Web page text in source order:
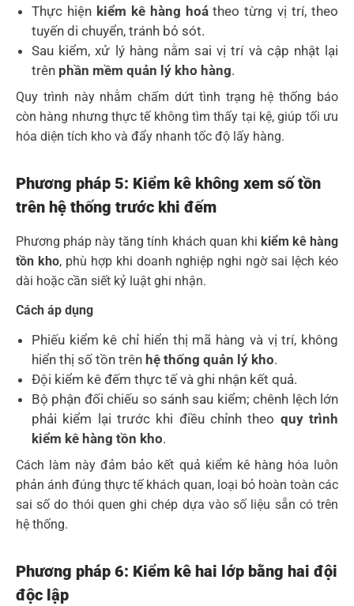
Thực hiện kiểm kê hàng hoátheo từng vị trí, theo
tuyến di chuyển, tránh bỏ sót.
Sau kiểm, xử lý hàng nằm sai vị trí và cập nhật lại
trên phần mềm quản lý kho hàng.
Quy trình này nhằm chấm dứt tình trạng hệ thống báo
còn hàng nhưng thực tế không tìm thấy tại kệ, giúp tối ưu
hóa diện tích kho và đẩy nhanh tốc độ lấy hàng.
Phương pháp 5: Kiểm kê không xem số tồn
trên hệ thống trước khi đếm
Phương pháp này tăng tính khách quan khi kiểm kê hàng
tồn kho, phù hợp khi doanh nghiệp nghi ngờ sai lệch kéo
dài hoặc cần siết kỷ luật ghi nhận.
Cách áp dụng
Phiếu kiểm kê chỉ hiển thị mã hàng và vị trí, không
hiển thị số tồn trên hệ thống quản lý kho.
Đội kiểm kê đếm thực tế và ghi nhận kết quả.
Bộ phận đối chiếu so sánh sau kiểm; chênh lệch lớn
phải kiểm lại trước khi điều chỉnh theo quy trình
kiểm kê hàng tồn kho.
Cách làm này đảm bảo kết quả kiểm kê hàng hóa luôn
phản ánh đúng thực tế khách quan, loại bỏ hoàn toàn các
sai số do thói quen ghi chép dựa vào số liệu sẵn có trên
hệ thống.
Phương pháp 6: Kiểm kê hai lớp bằng hai đội
độc lập